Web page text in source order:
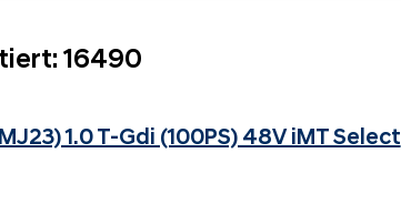
16490
1.0 T-Gdi (100PS) 48V iMT Select